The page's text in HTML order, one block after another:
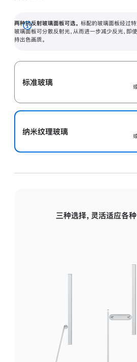
两种抗反射玻璃面板可选。 标配的玻璃面板经过特
玻璃面板可分散反射光，从而进一步减少反光，即
持出色画质。
展
开
标准玻璃
纳米纹理玻璃
三种选择，灵活适应各种